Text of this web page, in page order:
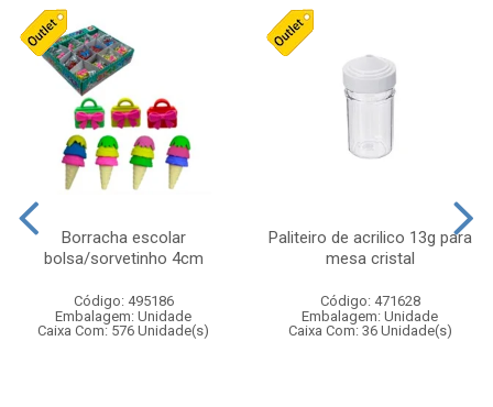
Borracha escolar
bolsa/sorvetinho 4cm
Código: 495186
Embalagem: Unidade
Caixa Com: 576 Unidade(s)
Paliteiro de acrilico 13g para
mesa cristal
Código: 471628
Embalagem: Unidade
Caixa Com: 36 Unidade(s)